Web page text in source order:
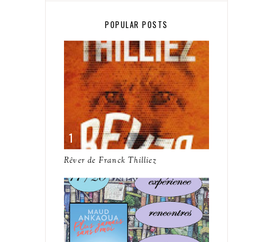
POPULAR POSTS
Rêver de Franck Thilliez